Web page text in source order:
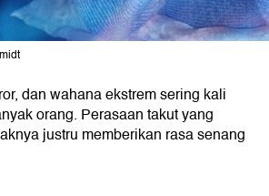
dan wahana ekstrem sering kali
orang. Perasaan takut yang
justru memberikan rasa senang